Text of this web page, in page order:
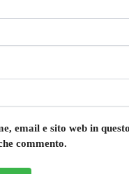
email e sito web in
commento.